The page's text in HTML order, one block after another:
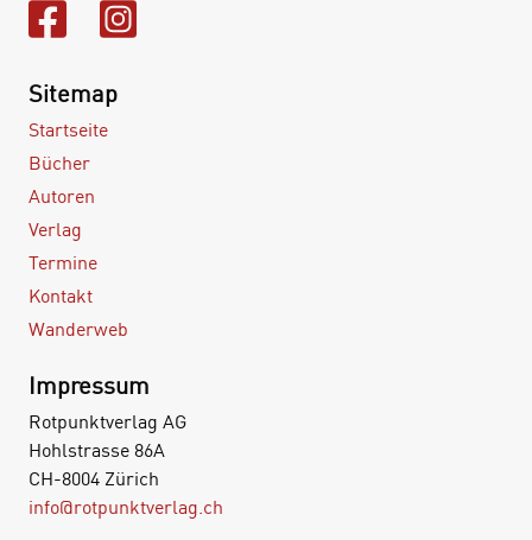
Sitemap
Startseite
Bücher
Autoren
Verlag
Termine
Kontakt
Wanderweb
Impressum
Rotpunktverlag AG
Hohlstrasse 86A
CH-8004 Zürich
info@rotpunktverlag.ch